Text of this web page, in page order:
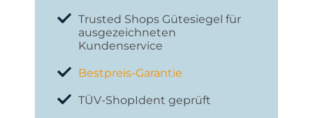
Trusted Shops Gütesiegel für
ausgezeichneten
Kundenservice
Bestpreis-Garantie
TÜV-ShopIdent geprüft